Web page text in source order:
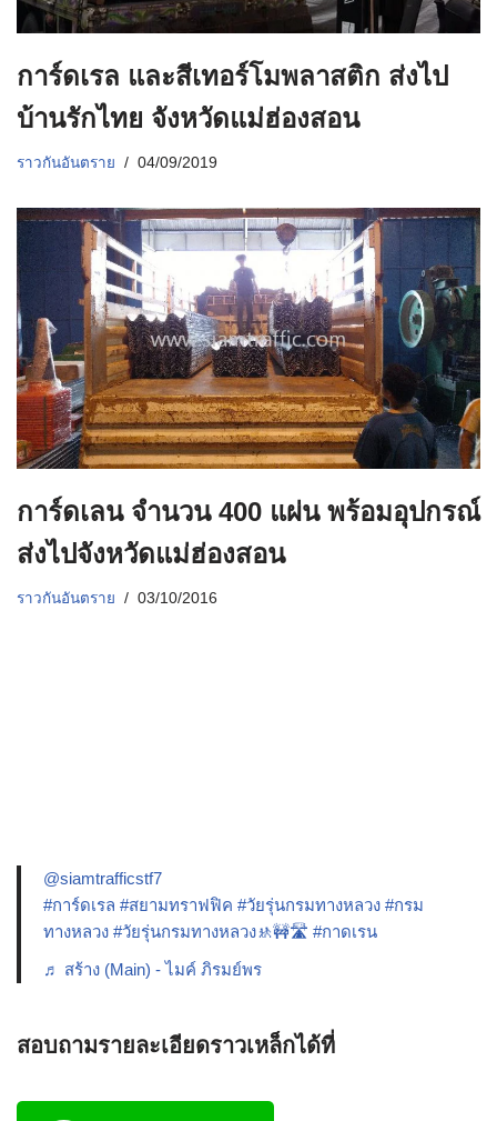
การ์ดเรล และสีเทอร์โมพลาสติก ส่งไป
บ้านรักไทย จังหวัดแม่ฮ่องสอน
ราวกันอันตราย 04/09/2019
การ์ดเลน จำนวน 400 แผ่น พร้อมอุปกรณ์
ส่งไปจังหวัดแม่ฮ่องสอน
ราวกันอันตราย 03/10/2016
@siamtrafficstf7
#การ์ดเรล #สยามทราฟฟิค #วัยรุ่นกรมทางหลวง #กรม
ทางหลวง #วัยรุ่นกรมทางหลวง🚸🚧🛣️ #กาดเรน
♬ สร้าง (Main) - ไมค์ ภิรมย์พร
สอบถามรายละเอียดราวเหล็กได้ที่